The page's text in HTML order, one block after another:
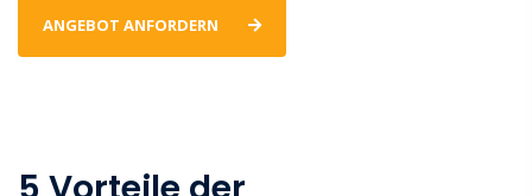
ANGEBOT ANFORDERN